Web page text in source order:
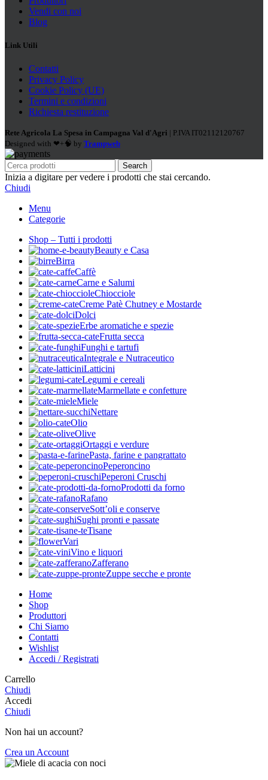
Vendi con noi
Blog
Link Utili
Contatti
Privacy Policy
Cookie Policy (UE)
Termini e condizioni
Richiesta restituzione
Rete Agricola La Spesa in Campagna Val d'Agri | P.IVA IT02112120767
Designed with ❤+🧠 by Trampweb
Search
Inizia a digitare per vedere i prodotti che stai cercando.
Chiudi
Menu
Categorie
Shop – Tutti i prodotti
Beauty e Casa
Birra
Caffè
Carne e Salumi
Chiocciole
Creme Patè Chutney e Mostarde
Dolci
Erbe aromatiche e spezie
Frutta secca
Funghi e tartufi
Integrale e Nutraceutico
Latticini
Legumi e cereali
Marmellate e confetture
Miele
Nettare
Olio
Olive
Ortaggi e verdure
Pasta, farine e pangrattato
Peperoncino
Peperoni Cruschi
Prodotti da forno
Rafano
Sott’oli e conserve
Sughi pronti e passate
Tisane
Vari
Vino e liquori
Zafferano
Zuppe secche e pronte
Home
Shop
Produttori
Chi Siamo
Contatti
Wishlist
Accedi / Registrati
Carrello
Chiudi
Accedi
Chiudi
Non hai un account?
Crea un Account